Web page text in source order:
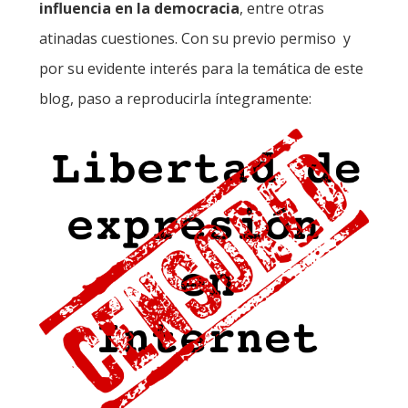
influencia en la democracia, entre otras
atinadas cuestiones. Con su previo permiso y
por su evidente interés para la temática de este
blog, paso a reproducirla íntegramente: